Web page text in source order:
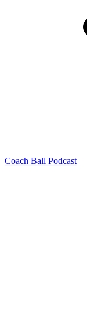
Coach Ball Podcast